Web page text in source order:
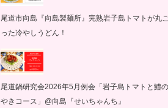
尾道市向島『向島製麺所』完熟岩子島トマトが丸
った冷やしうどん！
尾道鍋研究会2026年5月例会「岩子島トマトと鱧
やきコース」@向島『せいちゃんち』